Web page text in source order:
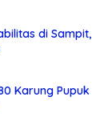
di Sampit,
Karung Pupuk